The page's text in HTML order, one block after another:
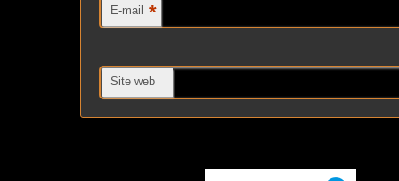
E-mail *
Site web